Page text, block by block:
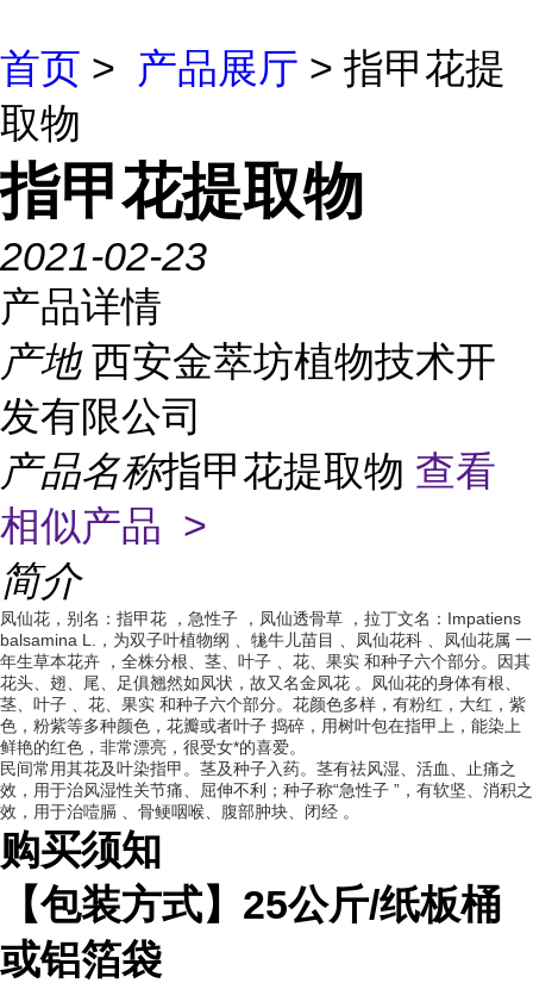
首页 > 产品展厅 > 指甲花提
取物
指甲花提取物
2021-02-23
产品详情
产地 西安金萃坊植物技术开
发有限公司
产品名称指甲花提取物 查看
相似产品 >
简介
凤仙花，别名： 指甲花 ， 急性子 ， 凤仙透骨草
，拉丁文名：Impatiens
balsamina L.，为双子叶植物纲 牻牛儿苗目 凤仙花科 凤仙花属 一
年生草本花卉 ， 全株分根、茎、 叶子 、花、 果实 和种子六个部分。因其
花头、翅、尾、足俱翘然如凤状，故又名金凤花 。凤仙花的身体有根、
茎、 叶子 、花、 果实 和种子六个部分。花颜色多样，有粉红，大红，紫
色，粉紫等多种颜色，花瓣或者叶子 捣碎，用树叶包在指甲上，能染上
鲜艳的红色，非常漂亮，很受女*的喜爱。
民间常用其花及叶染指甲。茎及种子入药。茎有祛风湿、活血、止痛之
效，用于治风湿性关节痛、屈伸不利；种子称“急性子 ”，有软坚、消积之
效，用于治噎膈 、骨鲠咽喉、腹部肿块、 闭经 。
购买须知
【包装方式】 25公斤/纸板桶
或铝箔袋